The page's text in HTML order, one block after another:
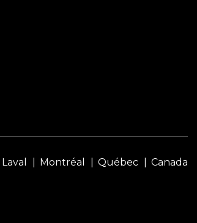
Laval Montréal Québec Canada